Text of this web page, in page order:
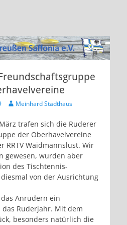
AutorMeinhard Stadthaus
trafen sich die Ruderer
der Oberhavelvereine
RRTV Waidmannslust. Wir
gewesen, wurden aber
des Tischtennis-
von der Ausrichtung
Anrudern ein
Ruderjahr. Mit dem
besonders natürlich die